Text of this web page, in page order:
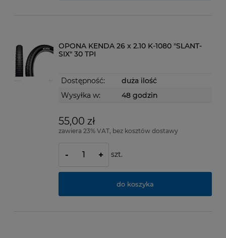
OPONA KENDA 26 x 2.10 K-1080 "SLANT-
SIX" 30 TPI
Dostępność:
duża ilość
Wysyłka w:
48 godzin
55,00 zł
zawiera 23% VAT, bez kosztów dostawy
- + szt.
do koszyka